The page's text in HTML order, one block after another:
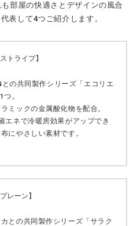
部屋の快適さとデザインの風合
表して4つご紹介します。
トライプ】
との共同製作シリーズ「エコリエ
。
ミックの金属酸化物を配合。
エネで冷暖房効果がアップでき
にやさしい素材です。
レーン】
カとの共同製作シリーズ「サラク